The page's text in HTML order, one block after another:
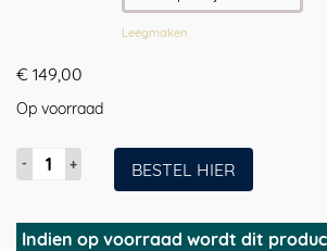
Leegmaken
€ 149,00
Op voorraad
Coatrack
by
Meter
BESTEL HIER
Indien op voorraad wordt dit